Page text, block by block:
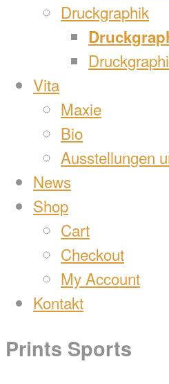
Druckgraphik
Vita
Maxie
Bio
Ausstellungen
News
Shop
Cart
Checkout
My Account
Kontakt
Prints Sports